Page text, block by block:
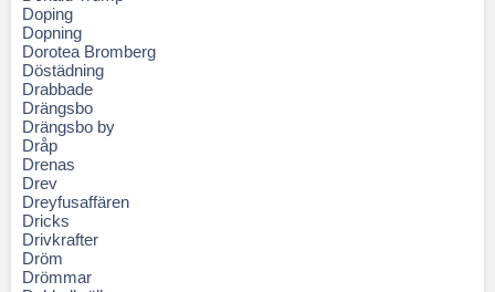
Doping
Dopning
Dorotea Bromberg
Döstädning
Drabbade
Drängsbo
Drängsbo by
Dråp
Drenas
Drev
Dreyfusaffären
Dricks
Drivkrafter
Dröm
Drömmar